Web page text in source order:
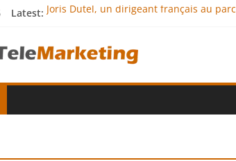
Latest: Joris Dutel, un dirigeant français au
JCA Academy : l’excellence au service
Denis Bouclon : la diplomatie éducative